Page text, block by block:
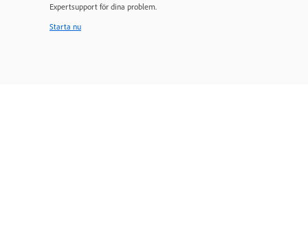
Expertsupport för dina problem.
Starta nu